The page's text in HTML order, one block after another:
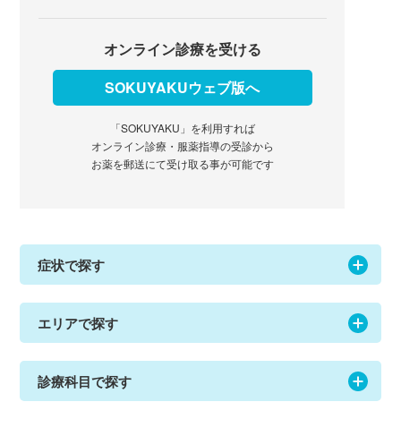
オンライン診療を受ける
SOKUYAKUウェブ版へ
「SOKUYAKU」を利用すれば
オンライン診療・服薬指導の受診から
お薬を郵送にて受け取る事が可能です
症状で探す
エリアで探す
診療科目で探す